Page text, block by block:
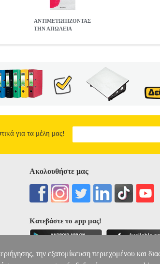
ΑΝΤΙΜΕΤΩΠΙΖΟΝΤΑΣ
ΤΗΝ ΑΠΩΛΕΙΑ
128 Διαστάσεις: 12Χ17, 7 Ημερομηνία
όμως μπορεί να έχει σοβαρές επιπτώσεις
και παρουσιάζει κλινικά αποδεδειγμένες
τη ζωή μετά την απώλεια ενός
του πένθους, • θα κατανοήσουμε τις
για τα μέλη μας!
Ακολουθήστε μας
Κατεβάστε το app μας!
την εξατομίκευση περιεχομένου και